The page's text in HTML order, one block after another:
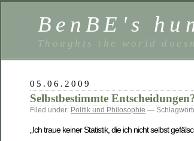
BenBE's
Thoughts the world
05.06.2009
Selbstbestimmte
Filed under: Politik und Philosophie —
„Ich traue keiner Statistik, die ich nicht selbst